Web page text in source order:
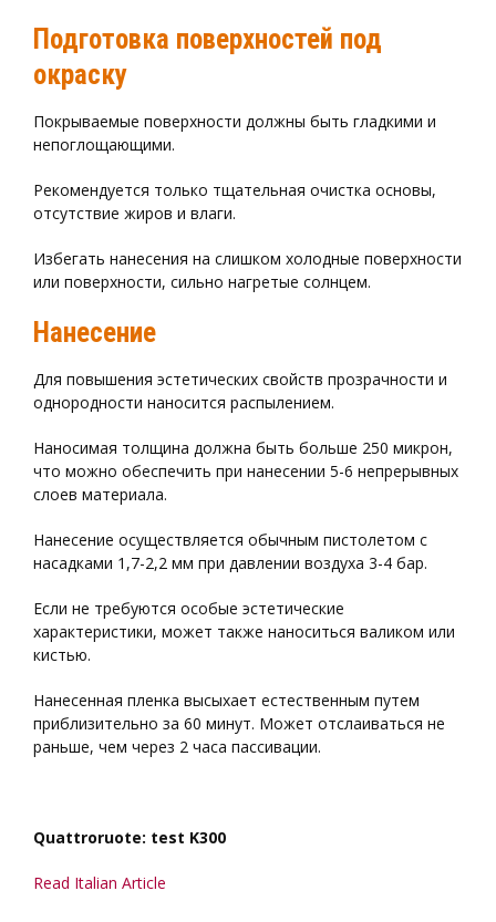
Подготовка поверхностей под
окраску
Покрываемые поверхности должны быть гладкими и
непоглощающими.
Рекомендуется только тщательная очистка основы,
отсутствие жиров и влаги.
Избегать нанесения на слишком холодные поверхности
или поверхности, сильно нагретые солнцем.
Нанесение
Для повышения эстетических свойств прозрачности и
однородности наносится распылением.
Наносимая толщина должна быть больше 250 микрон,
что можно обеспечить при нанесении 5-6 непрерывных
слоев материала.
Нанесение осуществляется обычным пистолетом с
насадками 1,7-2,2 мм при давлении воздуха 3-4 бар.
Если не требуются особые эстетические
характеристики, может также наноситься валиком или
кистью.
Нанесенная пленка высыхает естественным путем
приблизительно за 60 минут. Может отслаиваться не
раньше, чем через 2 часа пассивации.
Quattroruote: test K300
Read Italian Article